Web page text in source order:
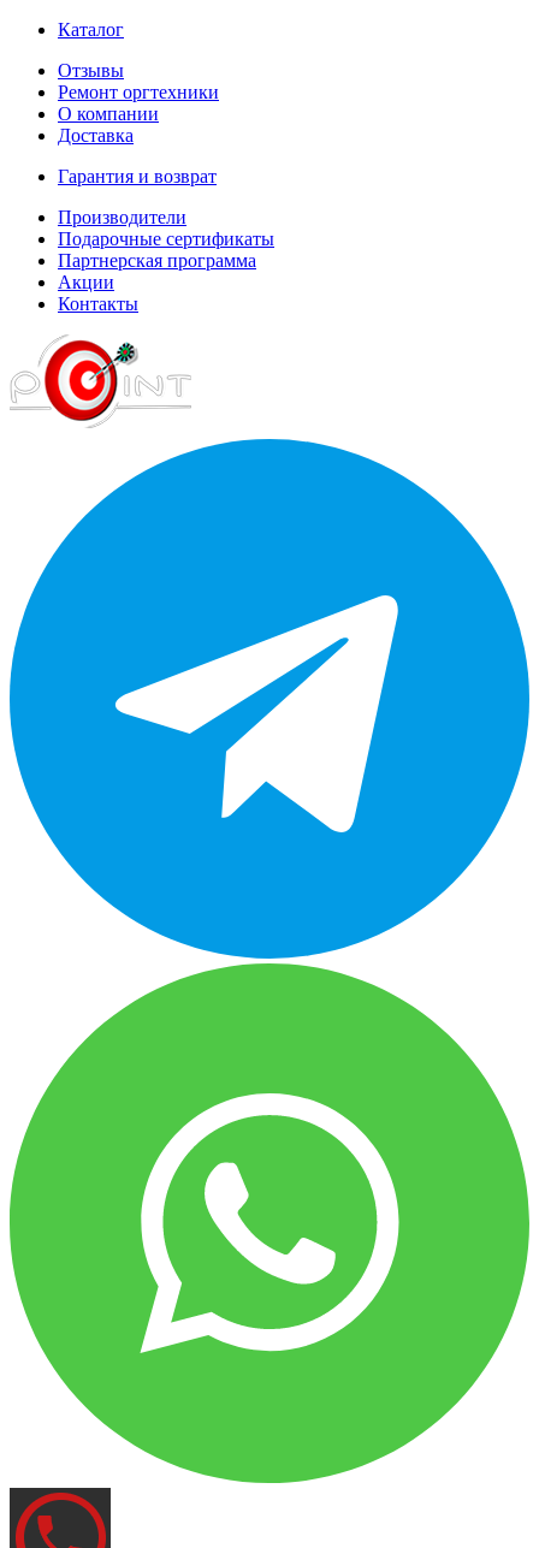
Каталог
Отзывы
Ремонт оргтехники
О компании
Доставка
Гарантия и возврат
Производители
Подарочные сертификаты
Партнерская программа
Акции
Контакты